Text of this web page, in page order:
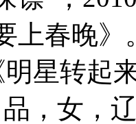
上春晚
明星转起
，女，